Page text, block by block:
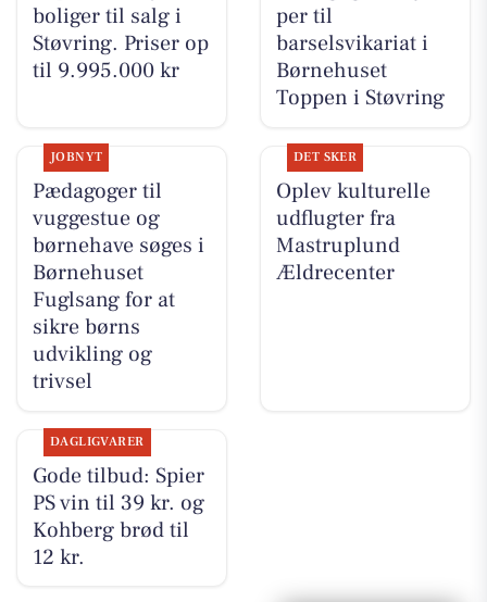
boliger til salg i
Støvring. Priser op
til 9.995.000 kr
per til
barselsvikariat i
Børnehuset
Toppen i Støvring
JOBNYT
Pædagoger til
vuggestue og
børnehave søges i
Børnehuset
Fuglsang for at
sikre børns
udvikling og
trivsel
DET SKER
Oplev kulturelle
udflugter fra
Mastruplund
Ældrecenter
DAGLIGVARER
Gode tilbud: Spier
PS vin til 39 kr. og
Kohberg brød til
12 kr.